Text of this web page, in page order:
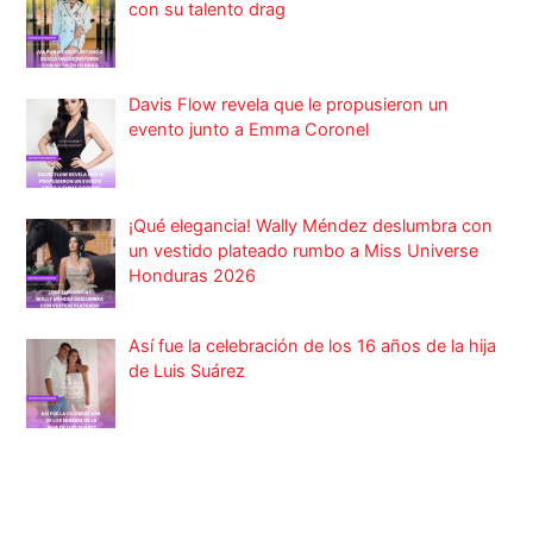
con su talento drag
Davis Flow revela que le propusieron un
evento junto a Emma Coronel
¡Qué elegancia! Wally Méndez deslumbra con
un vestido plateado rumbo a Miss Universe
Honduras 2026
Así fue la celebración de los 16 años de la hija
de Luis Suárez